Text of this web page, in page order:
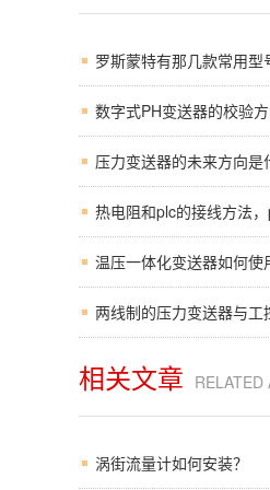
罗斯蒙特有那几款常用型
数字式PH变送器的校验方
压力变送器的未来方向是
热电阻和plc的接线方法
温压一体化变送器如何使
两线制的压力变送器与
相关文章 RELATED
涡街流量计如何安装？